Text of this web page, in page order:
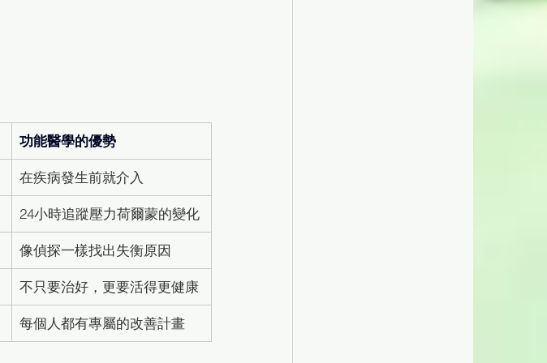
功能醫學的優勢
在疾病發生前就介入
24小時追蹤壓力荷爾蒙的變化
像偵探一樣找出失衡原因
不只要治好，更要活得更健康
每個人都有專屬的改善計畫